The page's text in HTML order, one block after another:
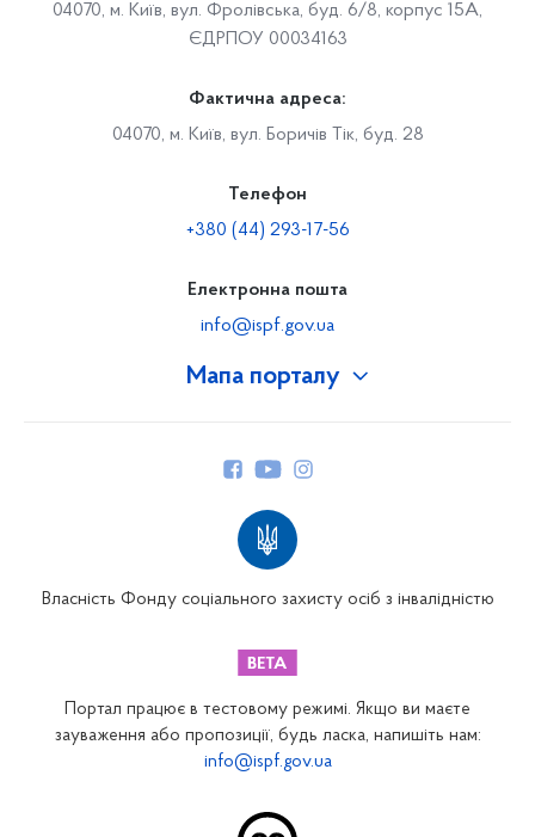
Мапа порталу
Закарпатське відділення
Запорізьке відділення
04070, м. Київ, вул. Фролівська, буд. 6/8, корпус 15А,
ЄДРПОУ 00034163
Фактична адреса:
04070, м. Київ, вул. Боричів Тік, буд. 28
Телефон
+380 (44) 293-17-56
Електронна пошта
info@ispf.gov.ua
Власність Фонду соціального захисту осіб з інвалідністю
Портал працює в тестовому режимі. Якщо ви маєте
зауваження або пропозиції, будь ласка, напишіть нам:
info@ispf.gov.ua